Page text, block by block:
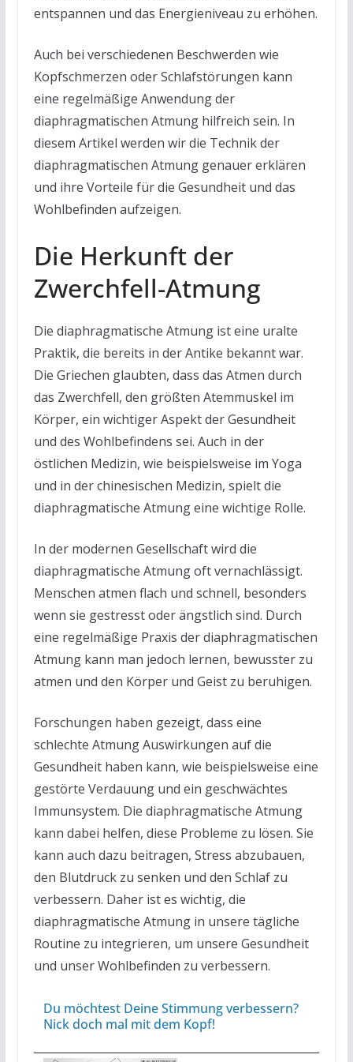
entspannen und das Energieniveau zu erhöhen.
Auch bei verschiedenen Beschwerden wie
Kopfschmerzen oder Schlafstörungen kann
eine regelmäßige Anwendung der
diaphragmatischen Atmung hilfreich sein. In
diesem Artikel werden wir die Technik der
diaphragmatischen Atmung genauer erklären
und ihre Vorteile für die Gesundheit und das
Wohlbefinden aufzeigen.
Die Herkunft der
Zwerchfell-Atmung
Die diaphragmatische Atmung ist eine uralte
Praktik, die bereits in der Antike bekannt war.
Die Griechen glaubten, dass das Atmen durch
das Zwerchfell, den größten Atemmuskel im
Körper, ein wichtiger Aspekt der Gesundheit
und des Wohlbefindens sei. Auch in der
östlichen Medizin, wie beispielsweise im Yoga
und in der chinesischen Medizin, spielt die
diaphragmatische Atmung eine wichtige Rolle.
In der modernen Gesellschaft wird die
diaphragmatische Atmung oft vernachlässigt.
Menschen atmen flach und schnell, besonders
wenn sie gestresst oder ängstlich sind. Durch
eine regelmäßige Praxis der diaphragmatischen
Atmung kann man jedoch lernen, bewusster zu
atmen und den Körper und Geist zu beruhigen.
Forschungen haben gezeigt, dass eine
schlechte Atmung Auswirkungen auf die
Gesundheit haben kann, wie beispielsweise eine
gestörte Verdauung und ein geschwächtes
Immunsystem. Die diaphragmatische Atmung
kann dabei helfen, diese Probleme zu lösen. Sie
kann auch dazu beitragen, Stress abzubauen,
den Blutdruck zu senken und den Schlaf zu
verbessern. Daher ist es wichtig, die
diaphragmatische Atmung in unsere tägliche
Routine zu integrieren, um unsere Gesundheit
und unser Wohlbefinden zu verbessern.
Du möchtest Deine Stimmung verbessern?
Nick doch mal mit dem Kopf!